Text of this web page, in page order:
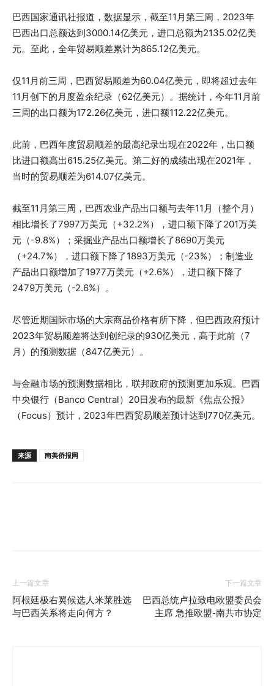
巴西国家通讯社报道，数据显示，截至11月第三周，2023年
巴西出口总额达到3000.14亿美元，进口总额为2135.02亿美
元。至此，全年贸易顺差累计为865.12亿美元。
仅11月前三周，巴西贸易顺差为60.04亿美元，即将超过去年
11月创下的月度盈余纪录（62亿美元）。据统计，今年11月前
三周的出口额为172.26亿美元，进口额112.22亿美元。
此前，巴西年度贸易顺差的最高纪录出现在2022年，出口额
比进口额高出615.25亿美元。第二好的成绩出现在2021年，
当时的贸易顺差为614.07亿美元。
截至11月第三周，巴西农业产品出口额与去年11月（整个月）
相比增长了7997万美元（+32.2%），进口额下降了201万美
元（-9.8%）；采掘业产品出口额增长了8690万美元
（+24.7%），进口额下降了1893万美元（-23%）；制造业
产品出口额增加了1977万美元（+2.6%），进口额下降了
2479万美元（-2.6%）。
尽管近期国际市场的大宗商品价格有所下降，但巴西政府预计
2023年贸易顺差将达到创纪录的930亿美元，高于此前（7
月）的预测数据（847亿美元）。
与金融市场的预测数据相比，联邦政府的预测更加乐观。巴西
中央银行（Banco Central）20日发布的最新《焦点公报》
（Focus）预计，2023年巴西贸易顺差预计达到770亿美元。
来源 南美侨报网
上一篇文章
阿根廷极右翼候选人米莱胜选
与巴西关系将走向何方？
下一篇文章
巴西总统卢拉致电欧盟委员会
主席 急推欧盟-南共市协定